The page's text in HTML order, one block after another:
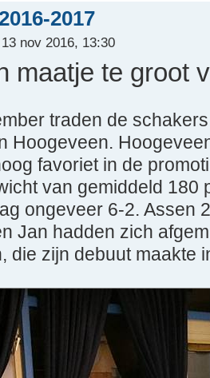
2017
nov 2016, 13:30
maatje te groot
traden de
Hoogeveen.
favoriet in de
van gemiddeld 180
ongeveer 6-2. Assen
Jan hadden zich
die zijn debuut maakte